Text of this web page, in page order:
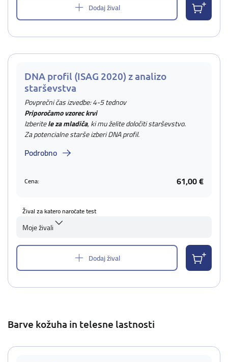
Dodaj žival
DNA profil (ISAG 2020) z analizo
starševstva
Povprečni čas izvedbe: 4-5 tednov
Priporočamo vzorec krvi
Izberitele za mladiča, ki mu želite določiti starševstvo.
Za potencialne starše izberi DNA profil.
Podrobno
Cena: 61,00 €
Žival za katero naročate test
Moje živali
Dodaj žival
Barve kožuha in telesne lastnosti